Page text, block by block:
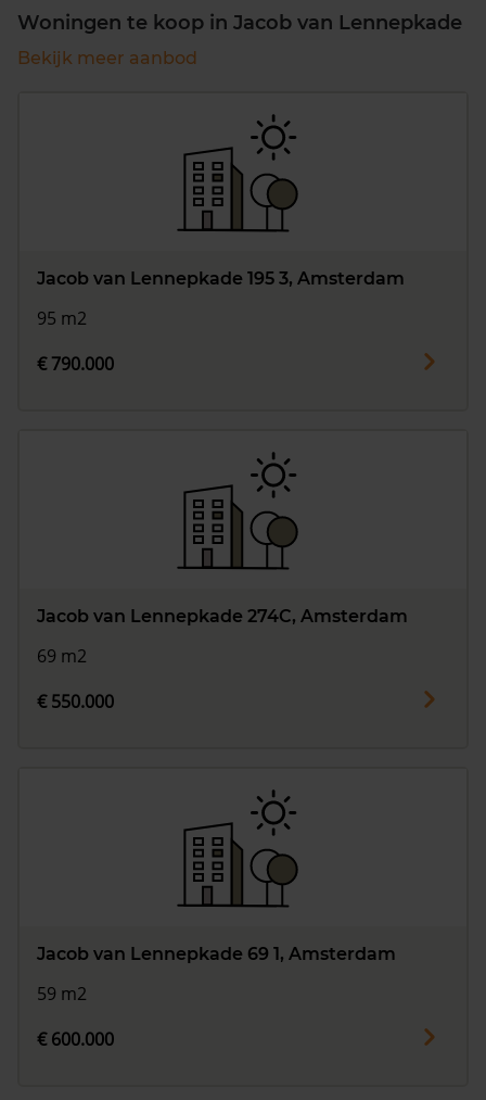
Woningen te koop in Jacob van Lennepkade
Bekijk meer aanbod
Jacob van Lennepkade 195 3, Amsterdam
95 m2
€ 790.000
Jacob van Lennepkade 274C, Amsterdam
69 m2
€ 550.000
Jacob van Lennepkade 69 1, Amsterdam
59 m2
€ 600.000